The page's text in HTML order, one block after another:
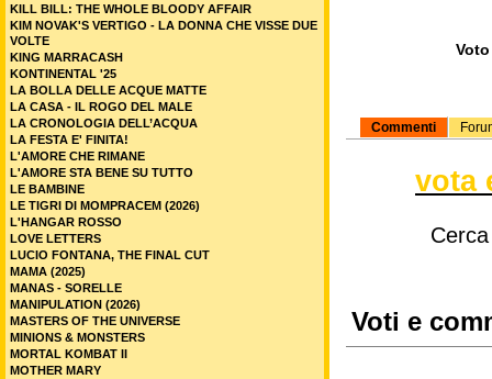
Commenti
vota
Voti e
KILL BILL: THE WHOLE BLOODY AFFAIR
KIM NOVAK'S VERTIGO - LA DONNA CHE VISSE DUE
VOLTE
KING MARRACASH
KONTINENTAL '25
LA BOLLA DELLE ACQUE MATTE
LA CASA - IL ROGO DEL MALE
LA CRONOLOGIA DELL’ACQUA
LA FESTA E' FINITA!
L'AMORE CHE RIMANE
L'AMORE STA BENE SU TUTTO
LE BAMBINE
LE TIGRI DI MOMPRACEM (2026)
L'HANGAR ROSSO
LOVE LETTERS
LUCIO FONTANA, THE FINAL CUT
MAMA (2025)
MANAS - SORELLE
MANIPULATION (2026)
MASTERS OF THE UNIVERSE
MINIONS & MONSTERS
MORTAL KOMBAT II
MOTHER MARY